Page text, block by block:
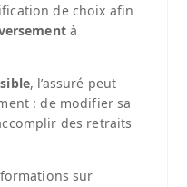
de choix afin
à
, l’assuré peut
: de modifier sa
des retraits
sur